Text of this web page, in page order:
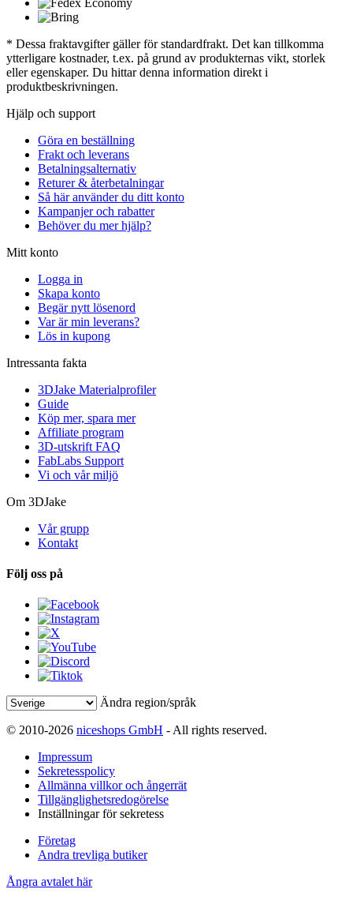
* Dessa fraktavgifter gäller för standardfrakt. Det kan tillkomma
ytterligare kostnader, t.ex. på grund av produkternas vikt, storlek
eller egenskaper. Du hittar denna information direkt i
produktbeskrivningen.
Hjälp och support
Göra en beställning
Frakt och leverans
Betalningsalternativ
Returer & återbetalningar
Så här använder du ditt konto
Kampanjer och rabatter
Behöver du mer hjälp?
Mitt konto
Logga in
Skapa konto
Begär nytt lösenord
Var är min leverans?
Lös in kupong
Intressanta fakta
3DJake Materialprofiler
Guide
Köp mer, spara mer
Affiliate program
3D-utskrift FAQ
FabLabs Support
Vi och vår miljö
Om 3DJake
Vår grupp
Kontakt
Följ oss på
Ändra region/språk
© 2010-2026 niceshops GmbH - All rights reserved.
Impressum
Sekretesspolicy
Allmänna villkor och ångerrät
Tillgänglighetsredogörelse
Inställningar för sekretess
Företag
Andra trevliga butiker
Ångra avtalet här